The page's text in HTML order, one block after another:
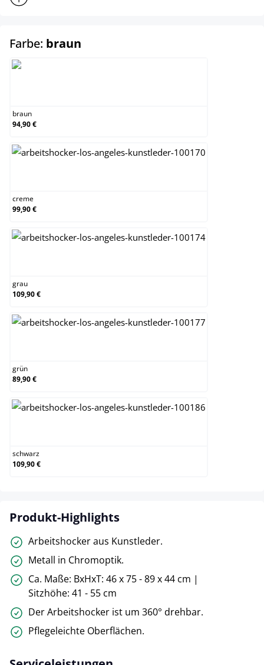
Farbe: braun
braun
94,90 €
creme
99,90 €
grau
109,90 €
grün
89,90 €
schwarz
109,90 €
Produkt-Highlights
Arbeitshocker aus Kunstleder.
Metall in Chromoptik.
Ca. Maße: BxHxT: 46 x 75 - 89 x 44 cm |
Sitzhöhe: 41 - 55 cm
Der Arbeitshocker ist um 360° drehbar.
Pflegeleichte Oberflächen.